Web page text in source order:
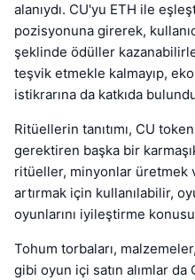
alanıydı. CU'yu ETH ile
pozisyonuna girerek,
şeklinde ödüller
teşvik etmekle kalmayıp,
istikrarına da katkıda
Ritüellerin tanıtımı, CU
gerektiren başka bir
ritüeller, minyonlar üretmek
artırmak için kullanılabilir,
oyunlarını iyileştirme
Tohum torbaları,
gibi oyun içi satın alımlar